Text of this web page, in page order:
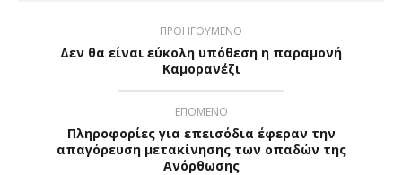
ΠΡΟΗΓΟΥΜΕΝΟ
Δεν θα είναι εύκολη υπόθεση η παραμονή
Καμορανέζι
ΕΠΟΜΕΝΟ
Πληροφορίες για επεισόδια έφεραν την
απαγόρευση μετακίνησης των οπαδών της
Ανόρθωσης